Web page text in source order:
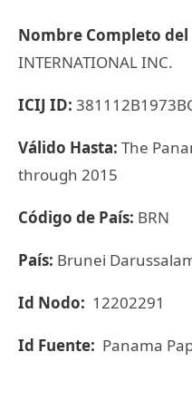
Nombre Completo
INTERNATIONAL INC.
ICIJ ID:
Válido Hasta: The
through 2015
Código de País: BRN
País: Brunei
Id Nodo: 12202291
Id Fuente: Panama